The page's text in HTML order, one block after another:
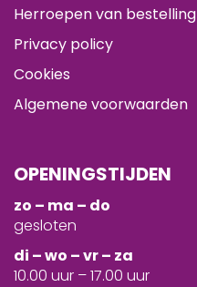
Herroepen van bestelling
Privacy policy
Cookies
Algemene voorwaarden
OPENINGSTIJDEN
zo – ma – do
gesloten
di – wo – vr – za
10.00 uur – 17.00 uur